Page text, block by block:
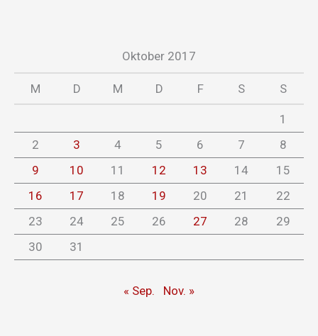
Oktober 2017
M D M D F S S
1
2
3 4 5 6 7
8
9
10 11 12 13 14
15
16
17 18 19 20 21
22
23
24 25 26 27 28
29
30
31
« Sep. Nov. »